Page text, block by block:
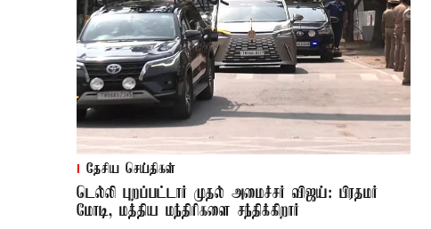
தேசிய செய்திகள்
டெல்லி புறப்பட்டார் முதல் அமைச்சர் விஜய்: பிரதமர்
மோடி, மத்திய மந்திரிகளை சந்திக்கிறார்